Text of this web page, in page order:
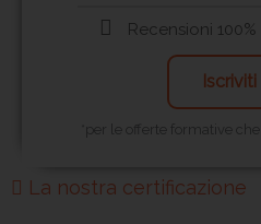
Recensioni
*per le offerte formative
La nostra certificazione